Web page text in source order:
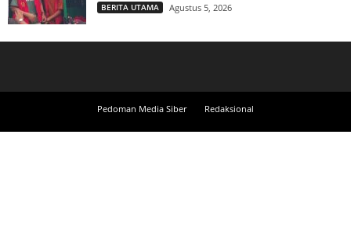
BERITA UTAMA Agustus 5, 2026
Pedoman Media Siber Redaksional